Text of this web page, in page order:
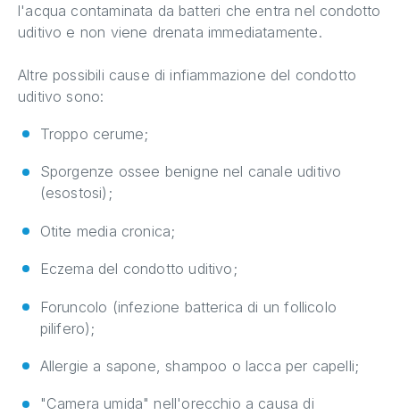
l'acqua contaminata da batteri che entra nel condotto
uditivo e non viene drenata immediatamente.
Altre possibili cause di infiammazione del condotto
uditivo sono:
Troppo cerume;
Sporgenze ossee benigne nel canale uditivo
(esostosi);
Otite media cronica;
Eczema del condotto uditivo;
Foruncolo (infezione batterica di un follicolo
pilifero);
Allergie a sapone, shampoo o lacca per capelli;
"Camera umida" nell'orecchio a causa di